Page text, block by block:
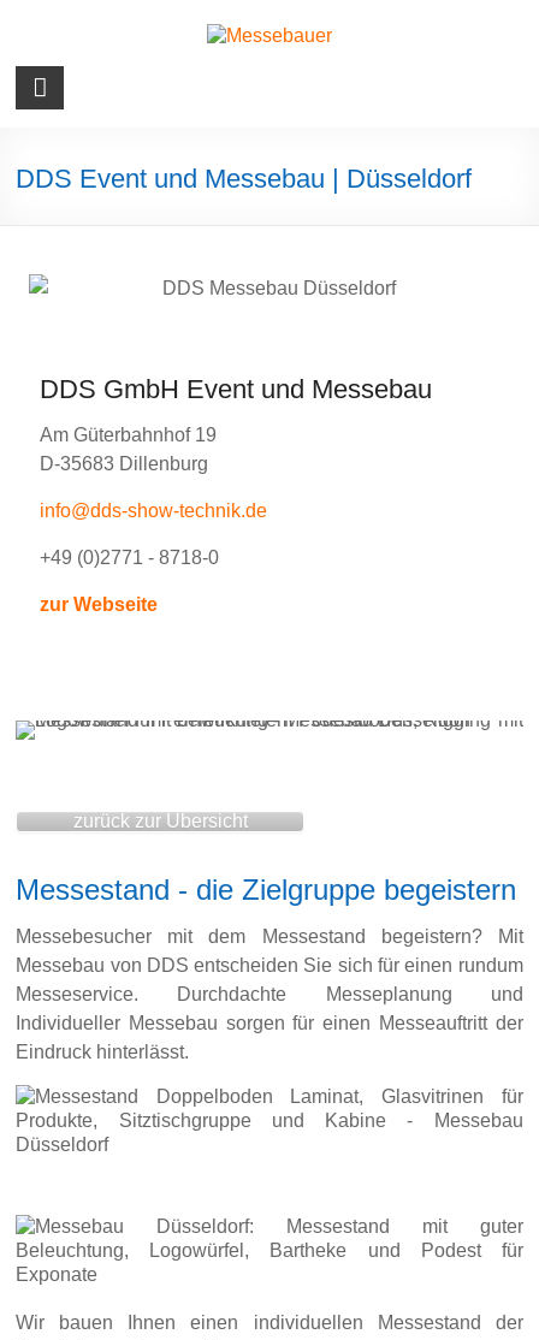
Messebauer
Wir
machen
DDS Event und Messebau | Düsseldorf
DDS GmbH Event und Messebau
Am Güterbahnhof 19
D-35683 Dillenburg
info@dds-show-technik.de
+49 (0)2771 - 8718-0
zur Webseite
zurück zur Übersicht
Messestand - die Zielgruppe begeistern
Messebesucher mit dem Messestand begeistern? Mit
Messebau von DDS entscheiden Sie sich für einen rundum
Messeservice. Durchdachte Messeplanung und
Individueller Messebau sorgen für einen Messeauftritt der
Eindruck hinterlässt.
Wir bauen Ihnen einen individuellen Messestand der